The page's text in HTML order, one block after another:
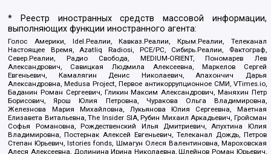
* Реестр иностранных средств массовой информации,
выполняющих функции иностранного агента:
Голос Америки, Idel.Реалии, Кавказ.Реалии, Крым.Реалии, Телеканал
Настоящее Время, Azatliq Radiosi, PCE/PC, Сибирь.Реалии, Фактограф,
Север.Реалии, Радио Свобода, MEDIUM-ORIENT, Пономарев Лев
Александрович, Савицкая Людмила Алексеевна, Маркелов Сергей
Евгеньевич, Камалягин Денис Николаевич, Апахончич Дарья
Александровна, Medusa Project, Первое антикоррупционное СМИ, VTimes.io,
Баданин Роман Сергеевич, Гликин Максим Александрович, Маняхин Петр
Борисович, Ярош Юлия Петровна, Чуракова Ольга Владимировна,
Железнова Мария Михайловна, Лукьянова Юлия Сергеевна, Маетная
Елизавета Витальевна, The Insider SIA, Рубин Михаил Аркадьевич, Гройсман
Софья Романовна, Рождественский Илья Дмитриевич, Апухтина Юлия
Владимировна, Постернак Алексей Евгеньевич, Телеканал Дождь, Петров
Степан Юрьевич, Istories fonds, Шмагун Олеся Валентиновна, Мароховская
Алеся Алексеевна, Долинина Ирина Николаевна, Шлейнов Роман Юрьевич,